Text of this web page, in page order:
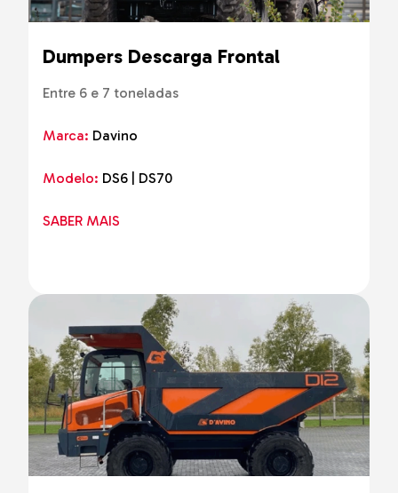
Dumpers Descarga Frontal
Entre 6 e 7 toneladas
Marca: Davino
Modelo: DS6 | DS70
SABER MAIS